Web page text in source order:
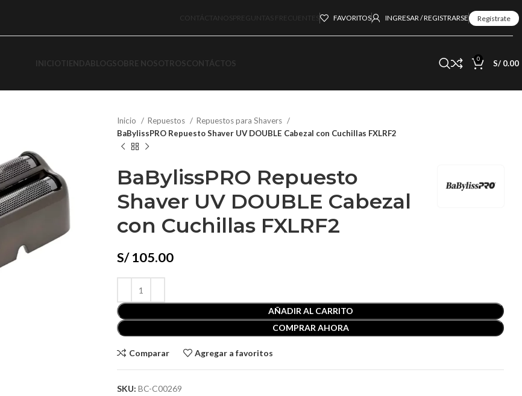
CONTÁCTANOS PREGUNTAS FRECUENTES FAVORITOS INGRESAR / REGISTRARSE Regístrate
INICIOTIENDABLOGSOBRE NOSOTROSCONTÁCTOS 0 S/ 0.00
Inicio Repuestos
Repuestos para Shavers
BaBylissPRO Repuesto Shaver UV DOUBLE Cabezal con Cuchillas FXLRF2
BaBylissPRO Repuesto
Shaver UV DOUBLE Cabezal
con Cuchillas FXLRF2
S/105.00
AÑADIR AL CARRITO
COMPRAR AHORA
Comparar Agregar a favoritos
SKU: BC-C00269